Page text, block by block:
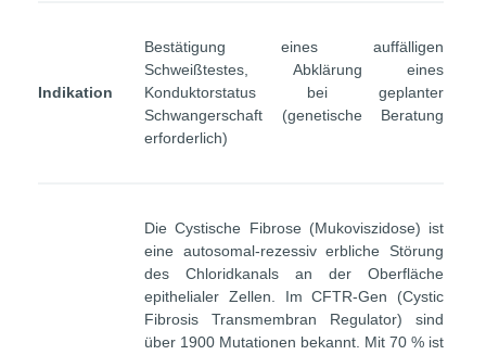
Indikation
Bestätigung eines auffälligen
Schweißtestes, Abklärung eines
Konduktorstatus bei geplanter
Schwangerschaft (genetische Beratung
erforderlich)
Die Cystische Fibrose (Mukoviszidose) ist
eine autosomal-rezessiv erbliche Störung
des Chloridkanals an der Oberfläche
epithelialer Zellen. Im CFTR-Gen (Cystic
Fibrosis Transmembran Regulator) sind
über 1900 Mutationen bekannt. Mit 70 % ist